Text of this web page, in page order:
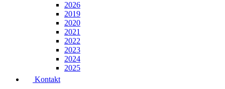
2026
2019
2020
2021
2022
2023
2024
2025
Kontakt